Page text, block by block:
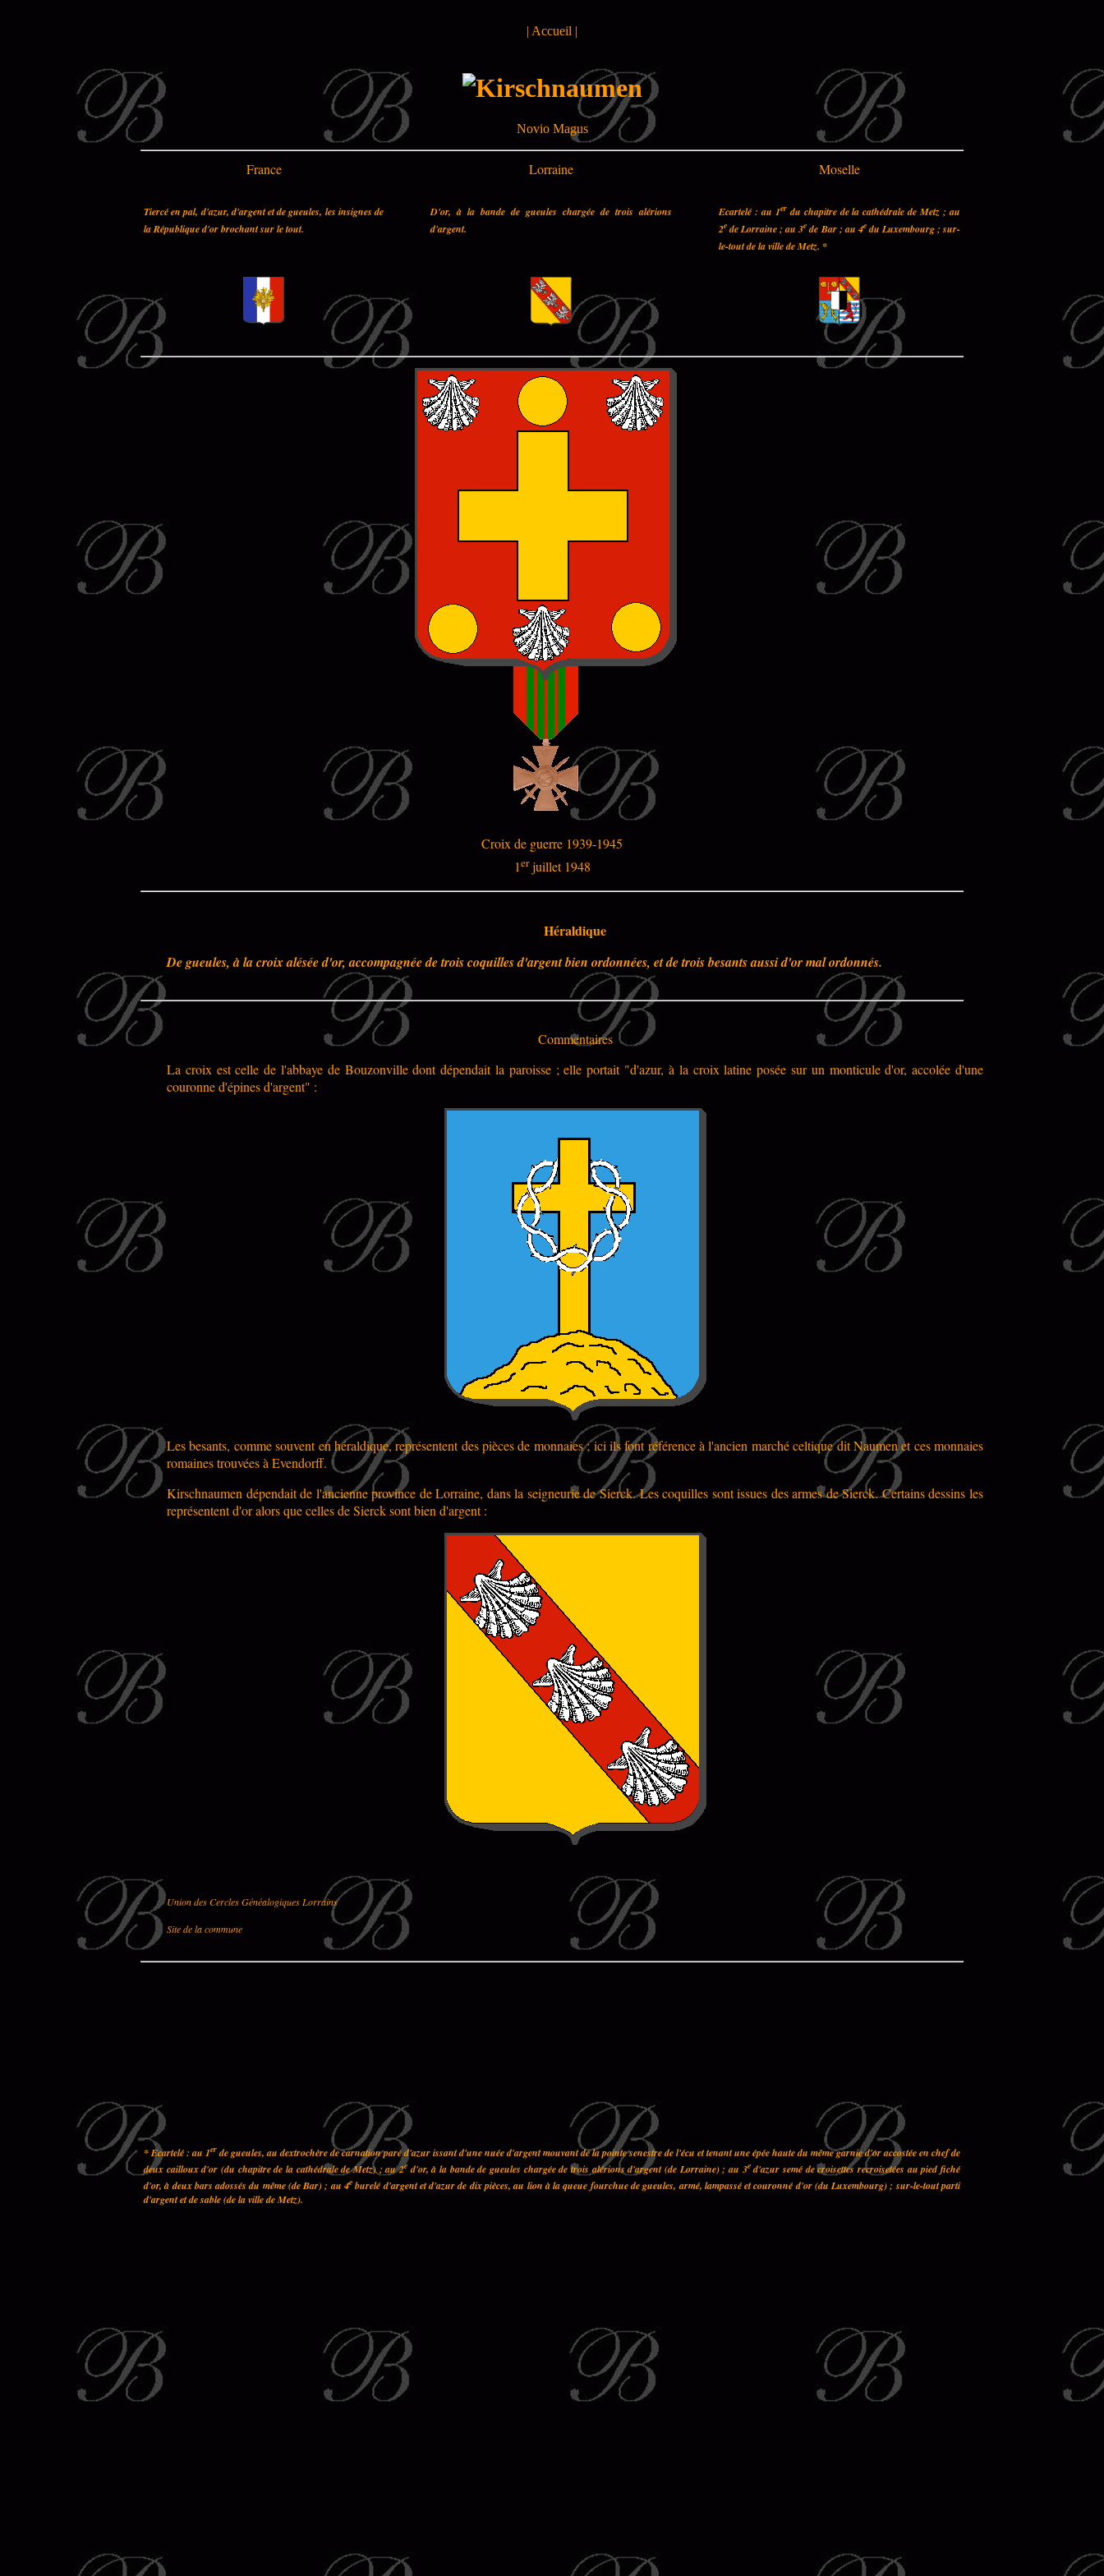
| Accueil |
Novio Magus
France Lorraine Moselle
Tiercé en pal, d'azur, d'argent et de gueules, les insignes de
la République d'or brochant sur le tout.
D'or, à la bande de gueules chargée de trois alérions
d'argent.
Ecartelé : au 1erdu chapitre de la cathédrale de Metz ; au
2ede Lorraine ; au 3ede Bar ; au 4edu Luxembourg ; sur-
le-tout de la ville de Metz. *
Croix de guerre 1939-1945
1erjuillet 1948
Héraldique
De gueules, à la croix alésée d'or, accompagnée de trois coquilles d'argent bien ordonnées, et de trois besants aussi d'or mal ordonnés.
Commentaires
La croix est celle de l'abbaye de Bouzonville dont dépendait la paroisse ; elle portait "d'azur, à la croix latine posée sur un monticule d'or, accolée d'une
couronne d'épines d'argent" :
Les besants, comme souvent en héraldique, représentent des pièces de monnaies ; ici ils font référence à l'ancien marché celtique dit Naumen et ces monnaies
romaines trouvées à Evendorff.
Kirschnaumen dépendait de l'ancienne province de Lorraine, dans la seigneurie de Sierck. Les coquilles sont issues des armes deSierck.Certains dessins les
représentent d'or alors que celles de Sierck sont bien d'argent :
Union des Cercles Généalogiques Lorrains
Site de la commune
* Ecartelé : au 1erde gueules, au dextrochère de carnation paré d'azur issant d'une nuée d'argent mouvant de la pointe senestre de l'écu et tenant une épée haute du même garnie d'or accostée en chef de
deux cailloux d'or (du chapitre de la cathédrale de Metz) ; au 2e d'or, à la bande de gueules chargée de trois alérions d'argent (de Lorraine) ; au 3ed'azur semé de croisettes recroisetées au pied fiché
d'or, à deux bars adossés du même (de Bar) ; au 4e burelé d'argent et d'azur de dix pièces, au lion à la queue fourchue de gueules, armé, lampassé et couronné d'or (du Luxembourg) ; sur-le-tout parti
d'argent et de sable (de la ville de Metz).